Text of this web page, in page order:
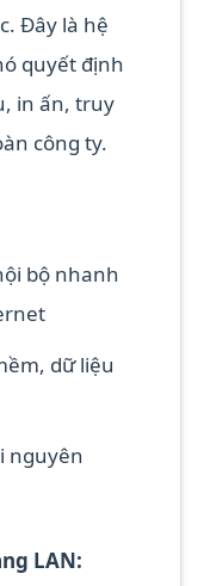
Đây là hệ
quyết định
in ấn, truy
công ty.
bộ nhanh
dữ liệu
nguyên
LAN: